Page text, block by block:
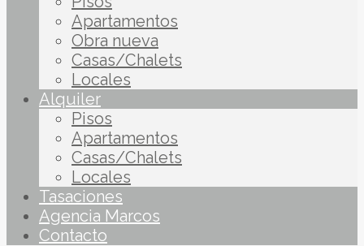
Apartamentos
Obra nueva
Casas/Chalets
Locales
Alquiler
Pisos
Apartamentos
Casas/Chalets
Locales
Tasaciones
Agencia Marcos
Contacto